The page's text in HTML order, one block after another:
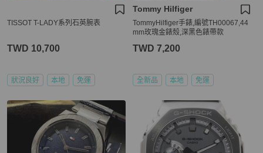
TISSOT T-LADY系列石英腕表
TWD 10,700
狀況良好 本地 免運
Tommy Hilfiger
TommyHilfiger手錶,編號TH00067,44
mm玫瑰金錶殼,深黑色錶帶款
TWD 7,200
全新品 本地 免運